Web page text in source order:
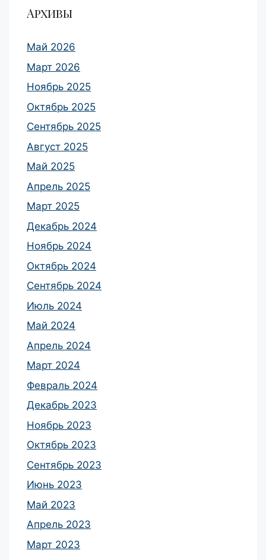
Архивы
Май 2026
Март 2026
Ноябрь 2025
Октябрь 2025
Сентябрь 2025
Август 2025
Май 2025
Апрель 2025
Март 2025
Декабрь 2024
Ноябрь 2024
Октябрь 2024
Сентябрь 2024
Июль 2024
Май 2024
Апрель 2024
Март 2024
Февраль 2024
Декабрь 2023
Ноябрь 2023
Октябрь 2023
Сентябрь 2023
Июнь 2023
Май 2023
Апрель 2023
Март 2023